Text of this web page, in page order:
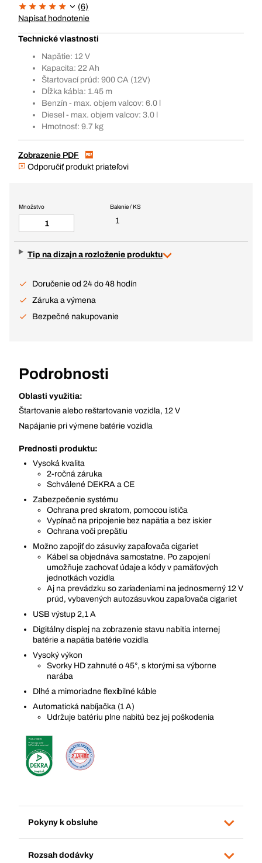
(6)
Napísať hodnotenie
Technické vlastnosti
Napätie: 12 V
Kapacita: 22 Ah
Štartovací prúd: 900 CA (12V)
Dĺžka kábla: 1.45 m
Benzín - max. objem valcov: 6.0 l
Diesel - max. objem valcov: 3.0 l
Hmotnosť: 9.7 kg
Zobrazenie PDF
Odporučiť produkt priateľovi
Balenie / KS
1
Množstvo
Tip na dizajn a rozloženie produktu
Doručenie od 24 do 48 hodín
Záruka a výmena
Bezpečné nakupovanie
Podrobnosti
Oblasti využitia:
Štartovanie alebo reštartovanie vozidla, 12 V
Napájanie pri výmene batérie vozidla
Prednosti produktu:
Vysoká kvalita
2-ročná záruka
Schválené DEKRA a CE
Zabezpečenie systému
Ochrana pred skratom, pomocou ističa
Vypínač na pripojenie bez napätia a bez iskier
Ochrana voči prepätiu
Možno zapojiť do zásuvky zapaľovača cigariet
Kábel sa objednáva samostatne. Po zapojení
umožňuje zachovať údaje a kódy v pamäťových
jednotkách vozidla
Aj na prevádzku so zariadeniami na jednosmerný 12 V
prúd, vybavených autozásuvkou zapaľovača cigariet
USB výstup 2,1 A
Digitálny displej na zobrazenie stavu nabitia internej
batérie a napätia batérie vozidla
Vysoký výkon
Svorky HD zahnuté o 45°, s ktorými sa výborne
narába
Dlhé a mimoriadne flexibilné káble
Automatická nabíjačka (1 A)
Udržuje batériu plne nabitú bez jej poškodenia
Pokyny k obsluhe
Rozsah dodávky